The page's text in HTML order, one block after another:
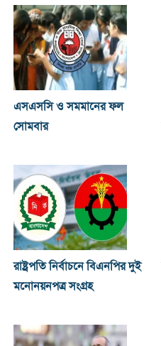
এসএসসি ও সমমানের ফল
সোমবার
রাষ্ট্রপতি নির্বাচনে বিএনপির দুই
মনোনয়নপত্র সংগ্রহ